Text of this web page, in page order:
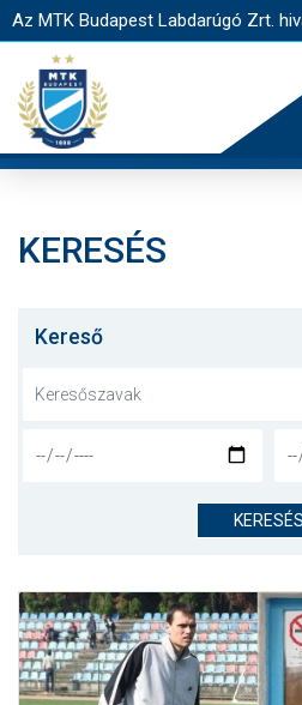
Az MTK Budapest Labdarúgó Zrt.
JEGYÉRTÉKESÍTÉS
KLUB
KERESÉS
Kereső
KERESÉS